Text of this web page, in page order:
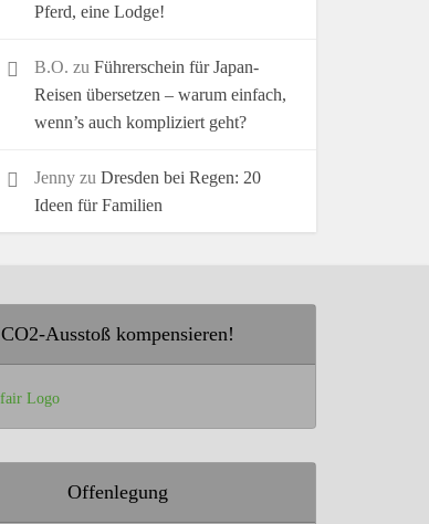
Pferd, eine Lodge!
B.O. zu Führerschein für Japan-
Reisen übersetzen – warum einfach,
wenn’s auch kompliziert geht?
Jenny zu Dresden bei Regen: 20
Ideen für Familien
CO2-Ausstoß kompensieren!
Offenlegung